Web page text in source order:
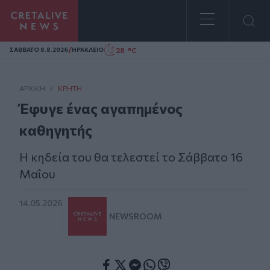
Homepage
ΣAΒΒΑΤΟ 8.8.2026/ΗΡΑΚΛΕΙΟ 28 °C
ΑΡΧΙΚΗ / ΚΡΉΤΗ
Έφυγε ένας αγαπημένος
καθηγητής
Η κηδεία του θα τελεστεί το Σάββατο 16
Μαΐου
14.05.2026
NEWSROOM